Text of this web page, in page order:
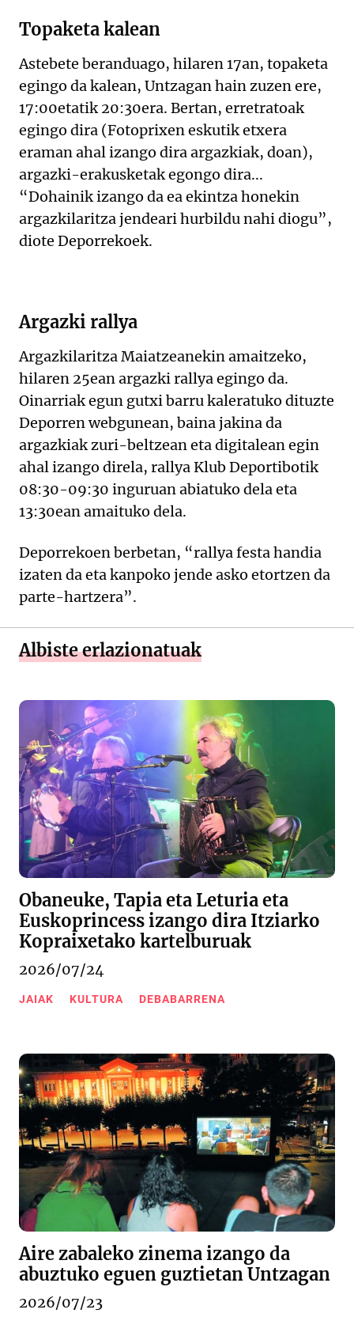
Topaketa kalean
Astebete beranduago, hilaren 17an, topaketa
egingo da kalean, Untzagan hain zuzen ere,
17:00etatik 20:30era. Bertan, erretratoak
egingo dira (Fotoprixen eskutik etxera
eraman ahal izango dira argazkiak, doan),
argazki-erakusketak egongo dira...
“Dohainik izango da ea ekintza honekin
argazkilaritza jendeari hurbildu nahi diogu”,
diote Deporrekoek.
Argazki rallya
Argazkilaritza Maiatzeanekin amaitzeko,
hilaren 25ean argazki rallya egingo da.
Oinarriak egun gutxi barru kaleratuko dituzte
Deporren webgunean, baina jakina da
argazkiak zuri-beltzean eta digitalean egin
ahal izango direla, rallya Klub Deportibotik
08:30-09:30 inguruan abiatuko dela eta
13:30ean amaituko dela.
Deporrekoen berbetan, “rallya festa handia
izaten da eta kanpoko jende asko etortzen da
parte-hartzera”.
Albiste erlazionatuak
Obaneuke, Tapia eta Leturia eta
Euskoprincess izango dira Itziarko
Kopraixetako kartelburuak
2026/07/24
JAIAK KULTURA DEBABARRENA
Aire zabaleko zinema izango da
abuztuko eguen guztietan Untzagan
2026/07/23